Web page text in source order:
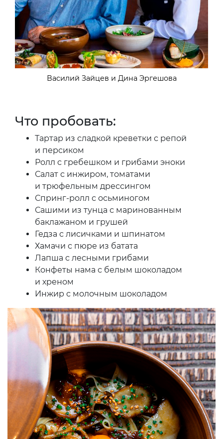
Василий Зайцев и Дина Эргешова
Что пробовать:
Тартар из сладкой креветки с репой
и персиком
Ролл с гребешком и грибами эноки
Салат с инжиром, томатами
и трюфельным дрессингом
Спринг-ролл с осьминогом
Сашими из тунца с маринованным
баклажаном и грушей
Гедза с лисичками и шпинатом
Хамачи с пюре из батата
Лапша с лесными грибами
Конфеты нама с белым шоколадом
и хреном
Инжир с молочным шоколадом